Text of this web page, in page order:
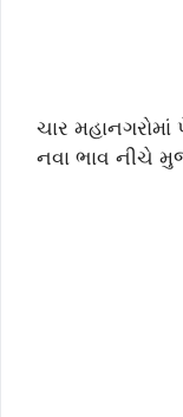
ચાર
નવા ભાવ નીચે